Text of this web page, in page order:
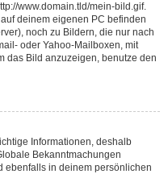
www.domain.tld/mein-bild.gif.
deinem eigenen PC befinden
noch zu Bildern, die nur nach
oder Yahoo-Mailboxen, mit
das Bild anzuzeigen, benutze den
Informationen, deshalb
Bekanntmachungen
ebenfalls in deinem persönlichen